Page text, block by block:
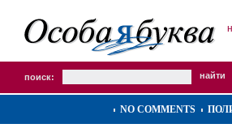
поиск:
NO COMMENTS